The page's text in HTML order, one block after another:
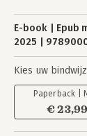
E-book Epub
2025
Kies uw
Paperback |
€ 23,99